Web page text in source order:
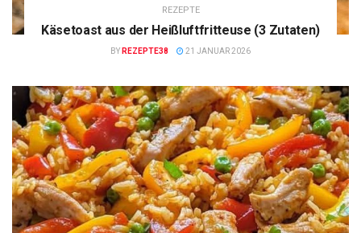
REZEPTE
Käsetoast aus der Heißluftfritteuse (3 Zutaten)
BY REZEPTE38 21 JANUAR 2026